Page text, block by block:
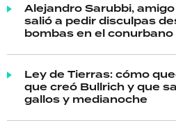
Alejandro Sarubbi,
salió a pedir disculpas
bombas en el conurbano
Ley de Tierras: cómo
que creó Bullrich y que
gallos y medianoche